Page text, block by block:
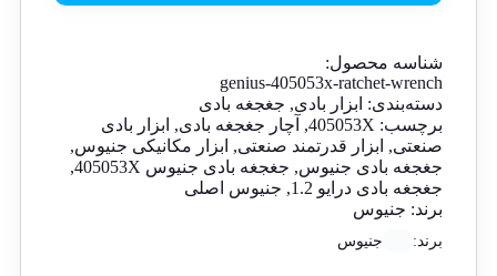
شناسه محصول:
genius-405053x-ratchet-wrench
دسته‌بندی: ابزار بادی, جغجغه بادی
برچسب: 405053X
, آچار جغجغه بادی, ابزار بادی
صنعتی, ابزار قدرتمند صنعتی, ابزار مکانیکی جنیوس,
جغجغه بادی جنیوس, جغجغه بادی جنیوس 405053X
,
جغجغه بادی درایو 1.2
, جنیوس اصلی
برند: جنیوس
برند: جنیوس